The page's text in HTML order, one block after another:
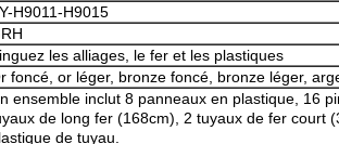
H9011-H9015
les alliages, le fer et les plastiques
foncé, or léger, bronze foncé, bronze léger,
ensemble inclut 8 panneaux en plastique, 16
de long fer (168cm), 2 tuyaux de fer court
de tuyau.